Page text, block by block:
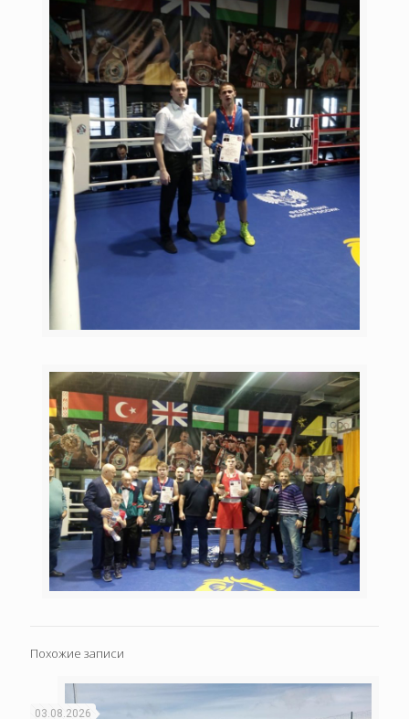
Похожие записи
03.08.2026